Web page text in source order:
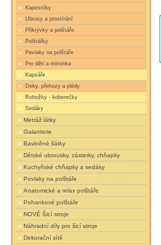
Kapesníky
Ubrusy a prostírání
Přikrývky a polštáře
Polštářky
Povlaky na polštáře
Pro děti a miminka
Kapsáře
Deky, přehozy a plédy
Rohožky - koberečky
Sedáky
Metráž látky
Galanterie
Bavlněné šátky
Dětské ubrousky, zásterky, chňapky
Kuchyňské chňapky a sedáky
Povlaky na polštáře
Anatomické a relax polštáře
Pohankové polštáře
NOVÉ Šicí stroje
Náhradní díly pro šicí stroje
Dekorační sítě